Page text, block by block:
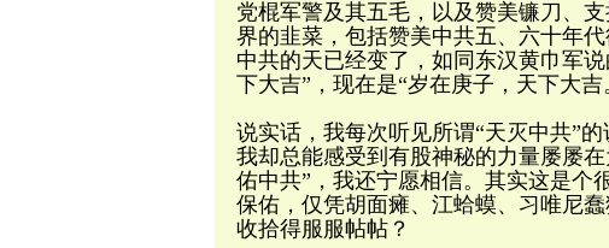
党棍军警及其五毛，以及赞美镰刀、
界的韭菜，包括赞美中共五、六十年
中共的天已经变了，如同东汉黄巾军
下大吉”，现在是“岁在庚子，天下大
说实话，我每次听见所谓“天灭中共”
我却总能感受到有股神秘的力量屡屡
佑中共”，我还宁愿相信。其实这是个
保佑，仅凭胡面瘫、江蛤蟆、习唯尼
收拾得服服帖帖？